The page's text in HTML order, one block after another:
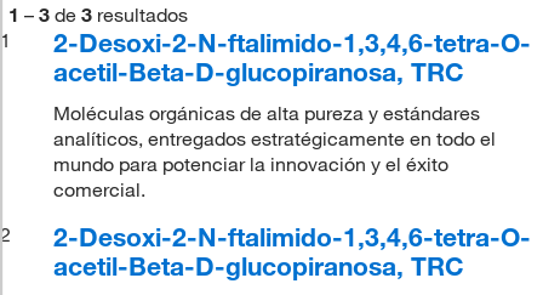
1 – 3 de 3 resultados
1
2-Desoxi-2-N-ftalimido-1,3,4,6-tetra-O-
acetil-Beta-D-glucopiranosa, TRC
Moléculas orgánicas de alta pureza y estándares
analíticos, entregados estratégicamente en todo el
mundo para potenciar la innovación y el éxito
comercial.
2
2-Desoxi-2-N-ftalimido-1,3,4,6-tetra-O-
acetil-Beta-D-glucopiranosa, TRC